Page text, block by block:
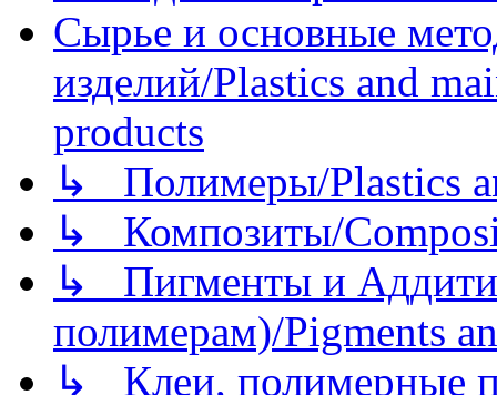
Сырье и основные
изделий/Plastics and
products
↳ Полимеры/Plastics
↳ Композиты/
↳ Пигменты и
полимерам)/Pigments
↳ Клеи, полимерные